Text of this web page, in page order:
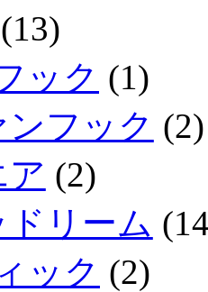
(13)
ック (1)
ンフック (2)
ア (2)
ドリーム
ック (2)